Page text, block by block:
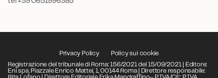
Privacy Policy
Policy sui cookie
Registrazione del tribunale di Roma: 156/2021 del 15/09/2021 | Editore:
Eni spa, Piazzale Enrico Mattei, 1, 00144 Roma | Direttore responsabile: